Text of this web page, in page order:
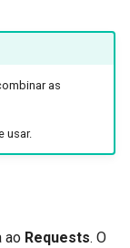
as
usar.
ao Requests. O